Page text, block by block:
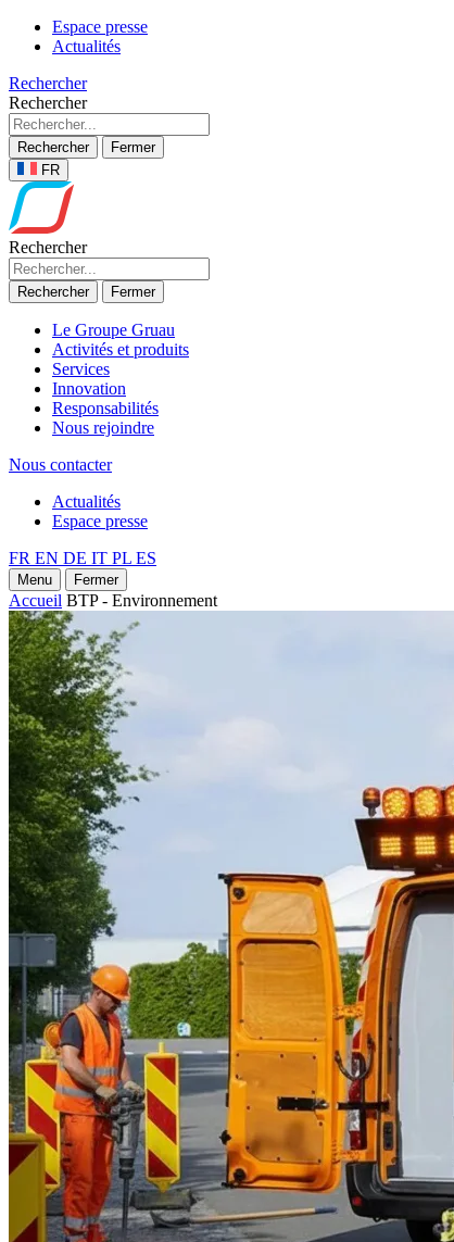
Espace presse
Actualités
Rechercher
Rechercher
Rechercher
Fermer
FR
Rechercher
Rechercher Fermer
Le Groupe Gruau
Activités et produits
Services
Innovation
Responsabilités
Nous rejoindre
Nous contacter
Actualités
Espace presse
FR EN DE IT PL ES
Menu Fermer
Accueil BTP - Environnement